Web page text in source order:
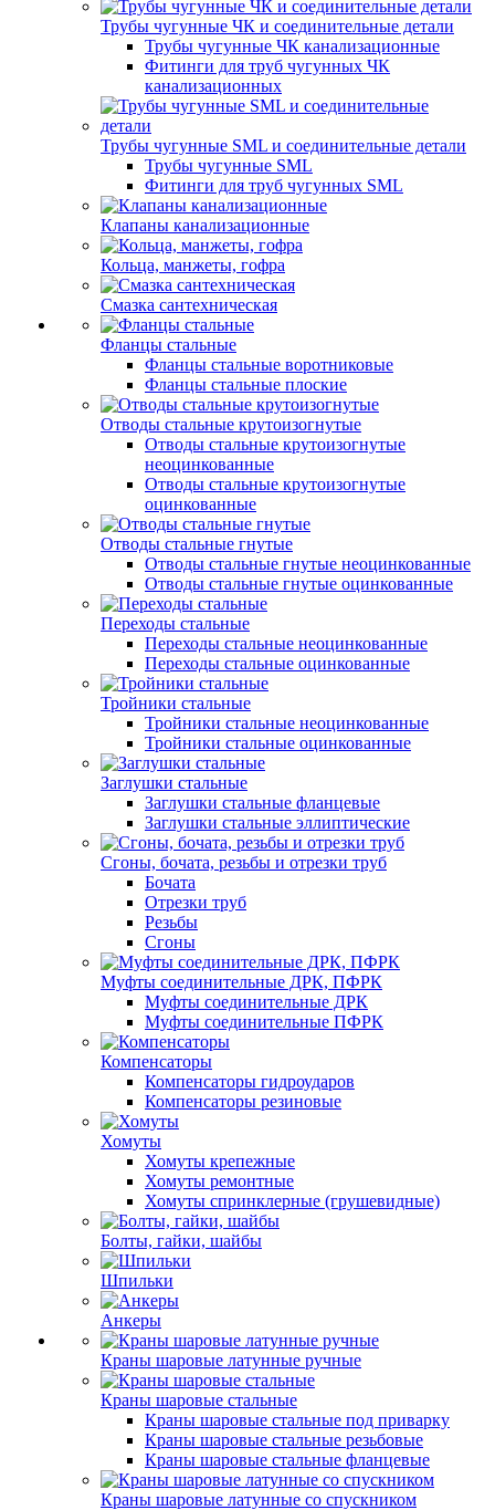
Трубы чугунные ЧК и соединительные детали
Трубы чугунные ЧК канализационные
Фитинги для труб чугунных ЧК
канализационных
Трубы чугунные SML и соединительные детали
Трубы чугунные SML
Фитинги для труб чугунных SML
Клапаны канализационные
Кольца, манжеты, гофра
Смазка сантехническая
Фланцы стальные
Фланцы стальные воротниковые
Фланцы стальные плоские
Отводы стальные крутоизогнутые
Отводы стальные крутоизогнутые
неоцинкованные
Отводы стальные крутоизогнутые
оцинкованные
Отводы стальные гнутые
Отводы стальные гнутые неоцинкованные
Отводы стальные гнутые оцинкованные
Переходы стальные
Переходы стальные неоцинкованные
Переходы стальные оцинкованные
Тройники стальные
Тройники стальные неоцинкованные
Тройники стальные оцинкованные
Заглушки стальные
Заглушки стальные фланцевые
Заглушки стальные эллиптические
Сгоны, бочата, резьбы и отрезки труб
Бочата
Отрезки труб
Резьбы
Сгоны
Муфты соединительные ДРК, ПФРК
Муфты соединительные ДРК
Муфты соединительные ПФРК
Компенсаторы
Компенсаторы гидроударов
Компенсаторы резиновые
Хомуты
Хомуты крепежные
Хомуты ремонтные
Хомуты спринклерные (грушевидные)
Болты, гайки, шайбы
Шпильки
Анкеры
Краны шаровые латунные ручные
Краны шаровые стальные
Краны шаровые стальные под приварку
Краны шаровые стальные резьбовые
Краны шаровые стальные фланцевые
Краны шаровые латунные со спускником